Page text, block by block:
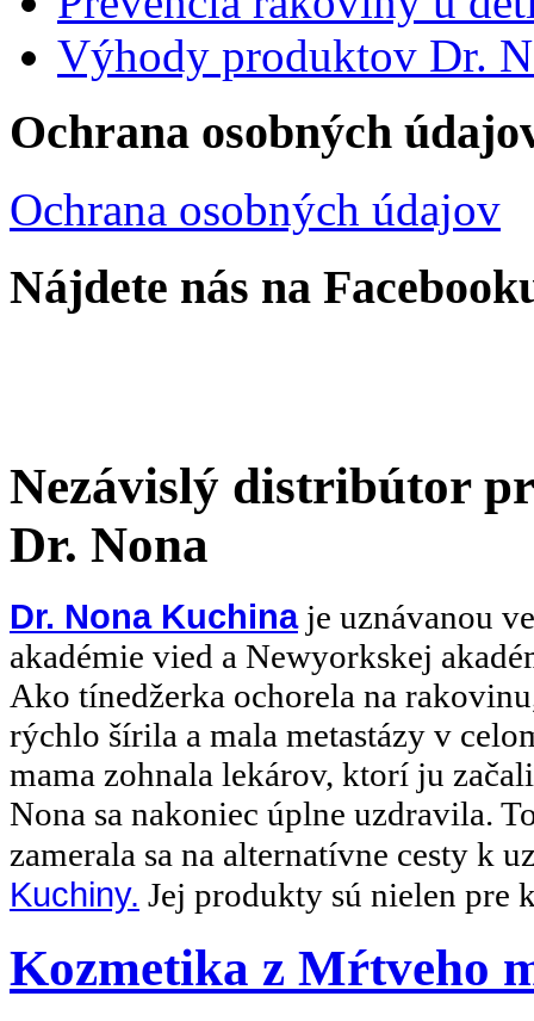
Výhody produktov Dr.
Ochrana osobných
Ochrana osobných údajov
Nájdete nás na
Nezávislý distribútor
Dr. Nona
Dr. Nona Kuchinaje uznávanou
akadémie vied a Newyorkskej
Ako tínedžerka ochorela na
rýchlo šírila a mala metastázy v
mama zohnala lekárov, ktorí ju
Nona sa nakoniec úplne uzdravila.
zamerala sa na alternatívne cesty k
Kuchiny. Jej produkty sú nielen pre
Kozmetika z Mŕtveho